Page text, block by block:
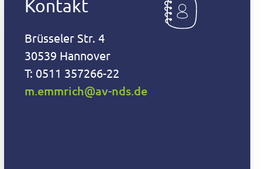
Kontakt
Brüsseler Str. 4
30539 Hannover
T: 0511 357266-22
m.emmrich@av-nds.de